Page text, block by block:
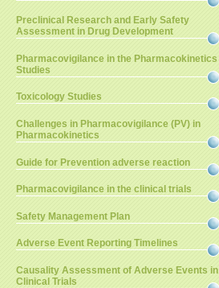
Preclinical Research and Early Safety
Assessment in Drug Development
Pharmacovigilance in the Pharmacokinetics
Studies
Toxicology Studies
Challenges in Pharmacovigilance (PV) in
Pharmacokinetics
Guide for Prevention adverse reaction
Pharmacovigilance in the clinical trials
Safety Management Plan
Adverse Event Reporting Timelines
Causality Assessment of Adverse Events in
Clinical Trials